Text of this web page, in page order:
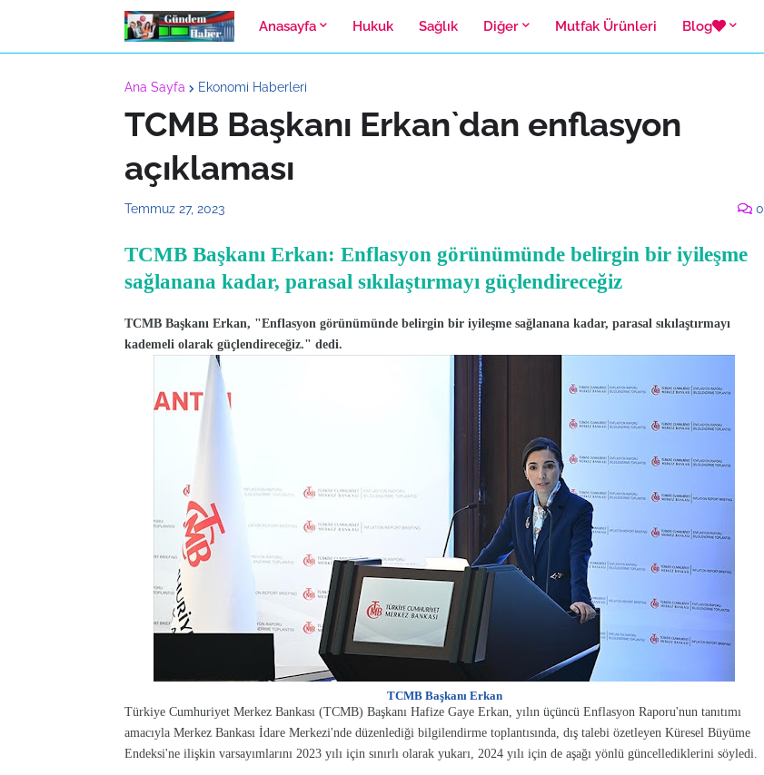
Anasayfa Hukuk Sağlık Diğer Mutfak Ürünleri Blog
Ana Sayfa Ekonomi Haberleri
TCMB Başkanı Erkan`dan enflasyon
açıklaması
Temmuz 27, 2023 0
TCMB Başkanı Erkan: Enflasyon görünümünde belirgin bir iyileşme
sağlanana kadar, parasal sıkılaştırmayı güçlendireceğiz
TCMB Başkanı Erkan, "Enflasyon görünümünde belirgin bir iyileşme sağlanana kadar, parasal sıkılaştırmayı
kademeli olarak güçlendireceğiz." dedi.
TCMB Başkanı Erkan
Türkiye Cumhuriyet Merkez Bankası (TCMB) Başkanı Hafize Gaye Erkan, yılın üçüncü Enflasyon Raporu'nun tanıtımı
amacıyla Merkez Bankası İdare Merkezi'nde düzenlediği bilgilendirme toplantısında, dış talebi özetleyen Küresel Büyüme
Endeksi'ne ilişkin varsayımlarını 2023 yılı için sınırlı olarak yukarı, 2024 yılı için de aşağı yönlü güncellediklerini söyledi.